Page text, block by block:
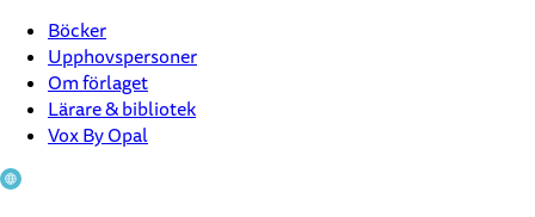
Böcker
Upphovspersoner
Om förlaget
Lärare & bibliotek
Vox By Opal